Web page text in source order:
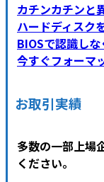
カチンカチンと
ハードディスク
BIOSで認識し
今すぐフォーマ
お取引実績
多数の一部上場
ください。